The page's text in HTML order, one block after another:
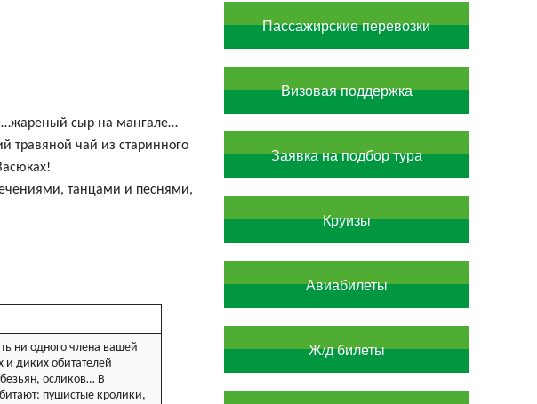
сыр на мангале…
травяной чай из старинного
танцами и песнями,
ни одного члена вашей
и диких обитателей
осликов… В
пушистые кролики,
Пассажирские перевозки
Визовая поддержка
Заявка на подбор тура
Круизы
Авиабилеты
Ж/д билеты